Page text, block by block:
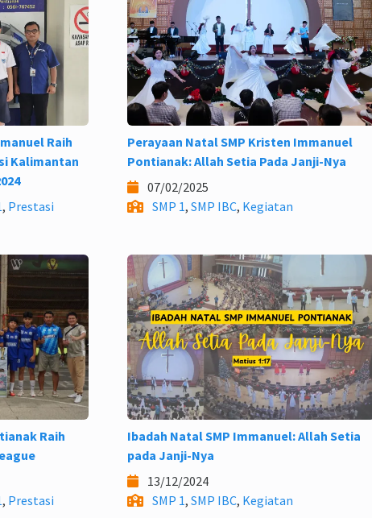
Raih
Kalimantan
, Prestasi
Perayaan Natal SMP Kristen Immanuel
Pontianak: Allah Setia Pada Janji-Nya
07/02/2025
SMP 1,SMP IBC, Kegiatan
Raih
, Prestasi
Ibadah Natal SMP Immanuel: Allah Setia
pada Janji-Nya
13/12/2024
SMP 1,SMP IBC, Kegiatan